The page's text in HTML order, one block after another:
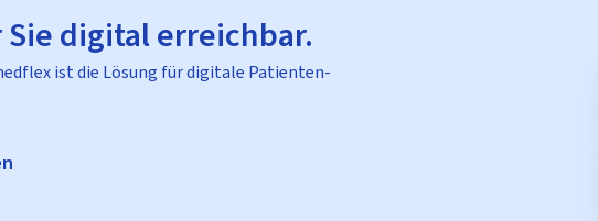
digital erreichbar.
ist die Lösung für digitale Patienten-